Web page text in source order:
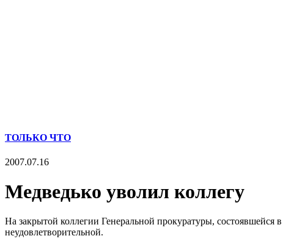
ТОЛЬКО ЧТО
2007.07.16
Медведько уволил коллегу
На закрытой коллегии Генеральной прокуратуры,
неудовлетворительной.